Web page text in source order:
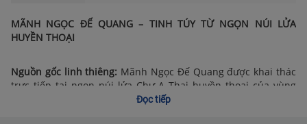
MÃNH NGỌC ĐẾ QUANG – TINH TÚY TỪ NGỌN NÚI LỬA
HUYỀN THOẠI
Nguồn gốc linh thiêng: Mãnh Ngọc Đế Quang được khai thác
trực tiếp tại ngọn núi lửa Chư A Thai huyền thoại của vùng
đất Gia Lai. Trải qua hàng triệu năm hấp thụ linh khí của trời
Đọc tiếp